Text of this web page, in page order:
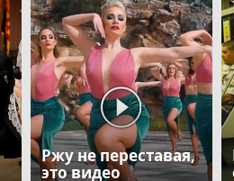
Ржу не переставая,
это видео